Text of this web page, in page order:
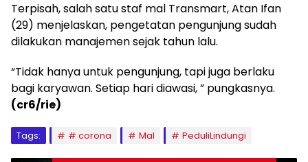
Terpisah, salah satu staf mal Transmart, Atan Ifan
(29) menjelaskan, pengetatan pengunjung sudah
dilakukan manajemen sejak tahun lalu.
“Tidak hanya untuk pengunjung, tapi juga berlaku
bagi karyawan. Setiap hari diawasi, ” pungkasnya.
(cr6/rie)
Tags: # corona Mal PeduliLindungi